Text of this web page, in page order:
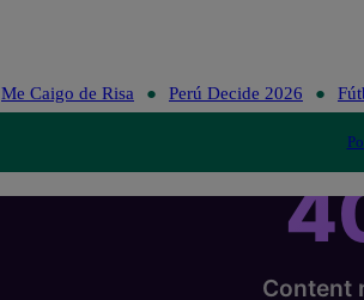
Me Caigo de Risa Perú Decide 2026